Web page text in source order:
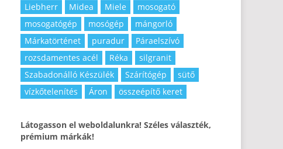
Liebherr
Midea Miele
mosogató
mosogatógép
mosógép
mángorló
Márkatörténet
puradur
Páraelszívó
rozsdamentes acél
Réka
silgranit
Szabadonálló Készülék
Szárítógép
sütő
vízkőtelenítés
Áron összeépítő keret
Látogasson el weboldalunkra! Széles választék,
prémium márkák!